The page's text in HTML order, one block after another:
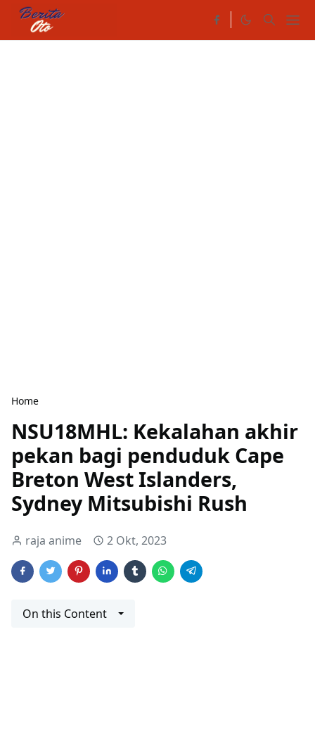
Home
NSU18MHL: Kekalahan akhir
pekan bagi penduduk Cape
Breton West Islanders,
Sydney Mitsubishi Rush
raja anime 2 Okt, 2023
On this Content